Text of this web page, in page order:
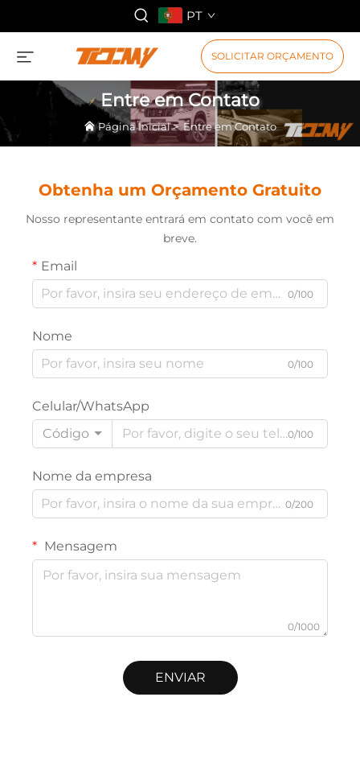
PT
SOLICITAR ORÇAMENTO
Entre em Contato
Página Inicial>Entre em Contato
Obtenha um Orçamento Gratuito
Nosso representante entrará em contato com você em
breve.
Email
0/100
Nome
0/100
Celular/WhatsApp
Código
0/100
Nome da empresa
0/200
Mensagem
0/1000
ENVIAR